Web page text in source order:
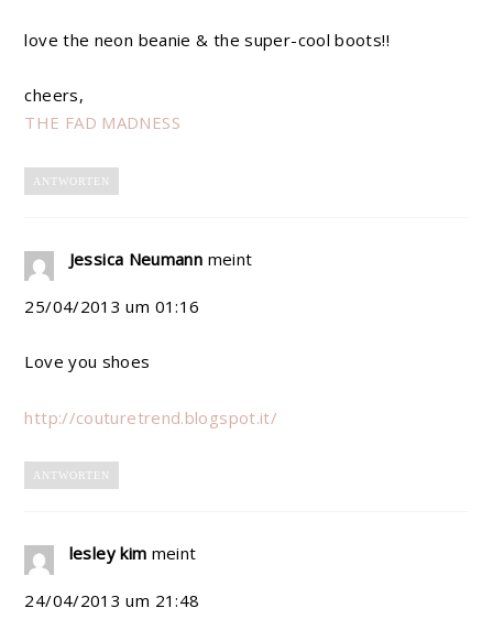
love the neon beanie & the super-cool boots!!
cheers,
THE FAD MADNESS
ANTWORTEN
Jessica Neumann meint
25/04/2013 um 01:16
Love you shoes
http://couturetrend.blogspot.it/
ANTWORTEN
lesley kim meint
24/04/2013 um 21:48